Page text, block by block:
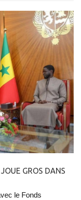
GROS DANS
le Fonds